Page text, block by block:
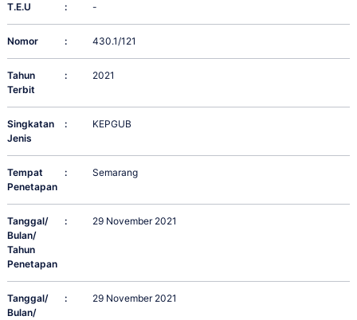
T.E.U : -
Nomor : 430.1/121
Tahun
Terbit
: 2021
Singkatan
Jenis
: KEPGUB
Tempat
Penetapan
: Semarang
Tanggal/
Bulan/
Tahun
Penetapan
: 29 November 2021
Tanggal/
Bulan/
: 29 November 2021